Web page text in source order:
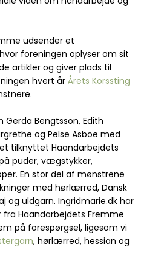
udsender et
foreningen oplyser om sit
artikler og giver plads til
hvert år Årets Korssting
Bengtsson, Edith
og Pelse Asboe med
tilknyttet Haandarbejdets
puder, vægstykker,
En stor del af mønstrene
med hørlærred, Dansk
og uldgarn. Ingridmarie.dk har
Haandarbejdets Fremme
på forespørgsel, ligesom vi
, hørlærred, hessian og